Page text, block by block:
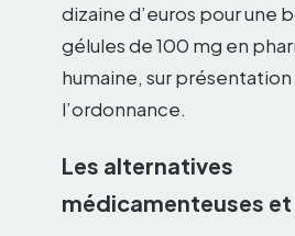
dizaine d’euros pour une
gélules de 100 mg en
humaine, sur
l’ordonnance.
Les alternatives
médicamenteuses